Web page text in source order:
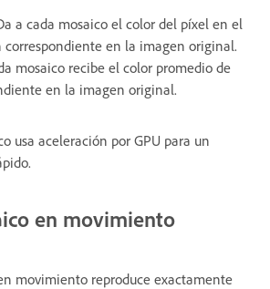
a cada mosaico el color del píxel en el
en la imagen original.
mosaico recibe el color promedio de
en la imagen original.
usa aceleración por GPU para un
en movimiento
movimiento reproduce exactamente